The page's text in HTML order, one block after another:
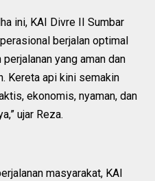
ini, KAI Divre II Sumbar
berjalan optimal
yang aman dan
Kereta api kini semakin
ekonomis, nyaman, dan
ujar Reza.
masyarakat, KAI